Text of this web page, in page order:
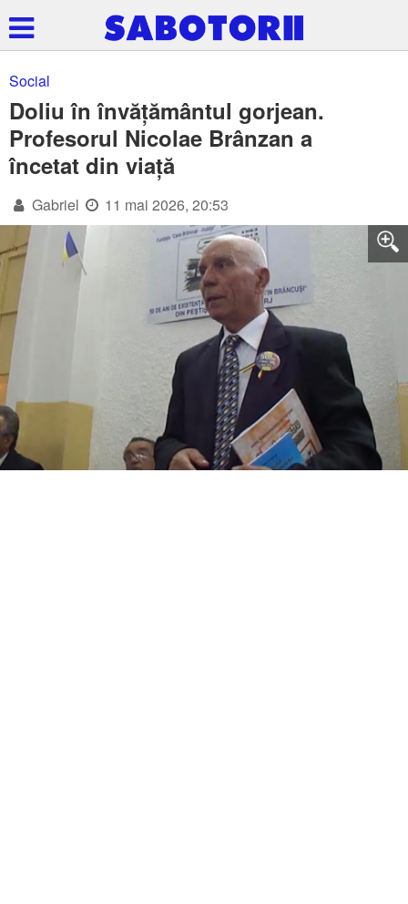
Social
Doliu în învățământul gorjean.
Profesorul Nicolae Brânzan a
încetat din viață
Gabriel 11 mai 2026, 20:53